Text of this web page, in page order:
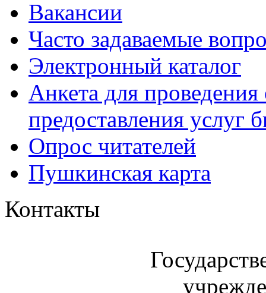
Вакансии
Часто задаваемые
Электронный каталог
Анкета для проведения
предоставления услуг
Опрос читателей
Пушкинская карта
Контакты